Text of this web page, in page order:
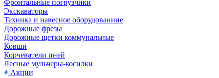
Фронтальные погрузчики
Экскаваторы
Техника и навесное оборудованние
Дорожные фрезы
Дорожные щетки коммунальные
Ковши
Корчеватели пней
Лесные мульчеры-косилки
Акции